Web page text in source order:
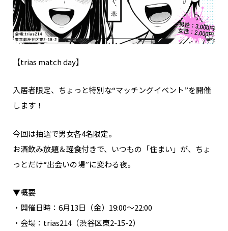
【trias match day】
入居者限定、ちょっと特別な“マッチングイベント”を開催
します！
今回は抽選で男女各4名限定。
お酒飲み放題＆軽食付きで、いつもの「住まい」が、ちょ
っとだけ“出会いの場”に変わる夜。
▼概要
・開催日時：6月13日（金）19:00～22:00
・会場：trias214（渋谷区東2-15-2）